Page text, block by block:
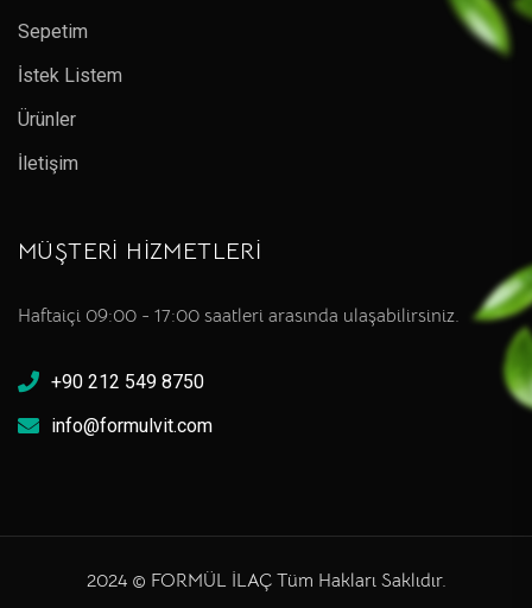
Sepetim
İstek Listem
Ürünler
İletişim
MÜŞTERİ HİZMETLERİ
Haftaiçi 09:00 - 17:00 saatleri arasında ulaşabilirsiniz.
+90 212 549 8750
info@formulvit.com
2024 © FORMÜL İLAÇ Tüm Hakları Saklıdır.